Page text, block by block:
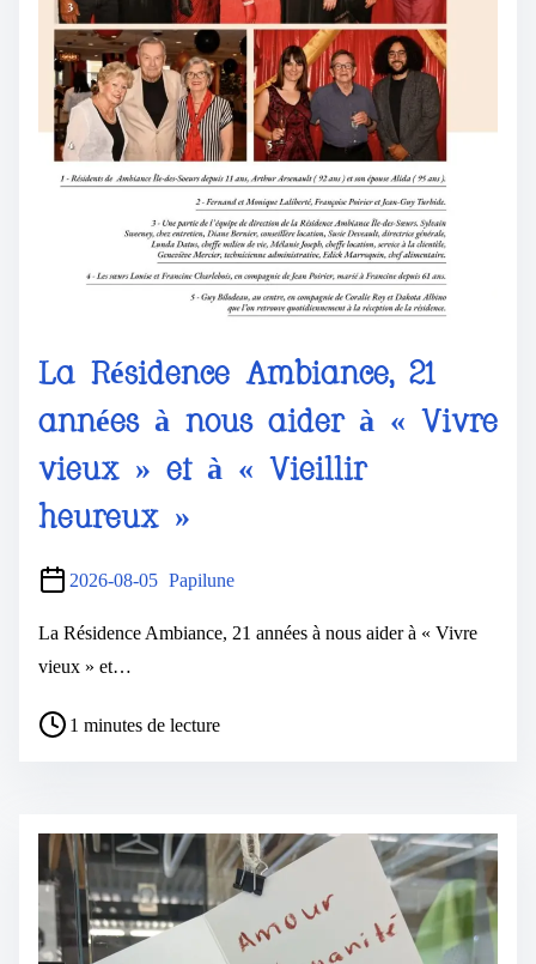
La Résidence Ambiance, 21
années à nous aider à « Vivre
vieux » et à « Vieillir
heureux »
2026-08-05 Papilune
La Résidence Ambiance, 21 années à nous aider à « Vivre
vieux » et…
1 minutes de lecture